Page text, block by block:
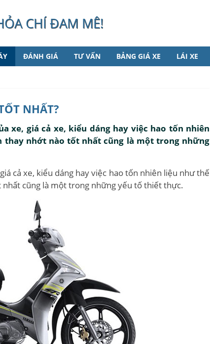
CHÍ ĐAM MÊ!
ĐÁNH GIÁ TƯ VẤN BẢNG GIÁ XE LÁI XE
NHẤT?
xe, giá cả xe, kiểu dáng hay việc hao tốn nhiên
thay nhớt nào tốt nhất cũng là một trong những
cả xe, kiểu dáng hay việc hao tốn nhiên liệu như thế
cũng là một trong những yếu tố thiết thực.